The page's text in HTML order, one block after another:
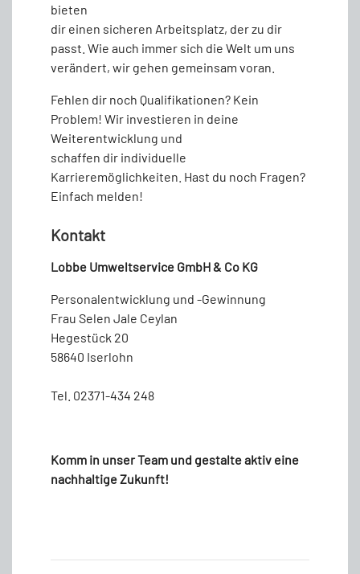
bieten
dir einen sicheren Arbeitsplatz, der zu dir
passt. Wie auch immer sich die Welt um uns
verändert, wir gehen gemeinsam voran.
Fehlen dir noch Qualifikationen? Kein
Problem! Wir investieren in deine
Weiterentwicklung und
schaffen dir individuelle
Karrieremöglichkeiten. Hast du noch Fragen?
Einfach melden!
Kontakt
Lobbe Umweltservice GmbH & Co KG
Personalentwicklung und -Gewinnung
Frau Selen Jale Ceylan
Hegestück 20
58640 Iserlohn
Tel. 02371-434 248
Komm in unser Team und gestalte aktiv eine
nachhaltige Zukunft!